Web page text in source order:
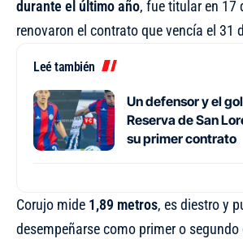
durante el último año, fue titular en 17
renovaron el contrato que vencía el 31
Leé también
Un defensor y el
Reserva de San
su primer contrato
Corujo mide 1,89 metros, es diestro y
desempeñarse como primer o